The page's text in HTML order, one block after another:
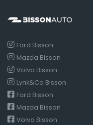
Ford Bisson
Mazda Bisson
Volvo Bisson
Lynk&Co Bisson
Ford Bisson
Mazda Bisson
Volvo Bisson